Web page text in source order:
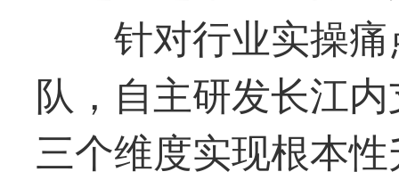
针对行业实操
队，自主研发长江
三个维度实现根本